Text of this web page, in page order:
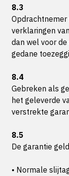
8.3
verklaringen
dan wel voor
gedane
8.4
Gebreken als
het geleverde
verstrekte
8.5
De garantie
• Normale